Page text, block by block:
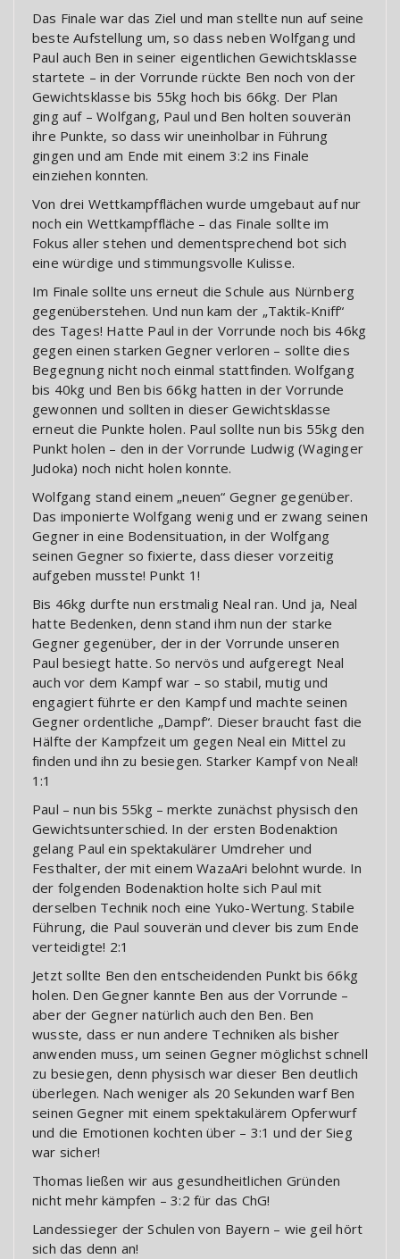
Das Finale war das Ziel und man stellte nun auf seine
beste Aufstellung um, so dass neben Wolfgang und
Paul auch Ben in seiner eigentlichen Gewichtsklasse
startete – in der Vorrunde rückte Ben noch von der
Gewichtsklasse bis 55kg hoch bis 66kg. Der Plan
ging auf – Wolfgang, Paul und Ben holten souverän
ihre Punkte, so dass wir uneinholbar in Führung
gingen und am Ende mit einem 3:2 ins Finale
einziehen konnten.
Von drei Wettkampfflächen wurde umgebaut auf nur
noch ein Wettkampffläche – das Finale sollte im
Fokus aller stehen und dementsprechend bot sich
eine würdige und stimmungsvolle Kulisse.
Im Finale sollte uns erneut die Schule aus Nürnberg
gegenüberstehen. Und nun kam der „Taktik-Kniff“
des Tages! Hatte Paul in der Vorrunde noch bis 46kg
gegen einen starken Gegner verloren – sollte dies
Begegnung nicht noch einmal stattfinden. Wolfgang
bis 40kg und Ben bis 66kg hatten in der Vorrunde
gewonnen und sollten in dieser Gewichtsklasse
erneut die Punkte holen. Paul sollte nun bis 55kg den
Punkt holen – den in der Vorrunde Ludwig (Waginger
Judoka) noch nicht holen konnte.
Wolfgang stand einem „neuen“ Gegner gegenüber.
Das imponierte Wolfgang wenig und er zwang seinen
Gegner in eine Bodensituation, in der Wolfgang
seinen Gegner so fixierte, dass dieser vorzeitig
aufgeben musste! Punkt 1!
Bis 46kg durfte nun erstmalig Neal ran. Und ja, Neal
hatte Bedenken, denn stand ihm nun der starke
Gegner gegenüber, der in der Vorrunde unseren
Paul besiegt hatte. So nervös und aufgeregt Neal
auch vor dem Kampf war – so stabil, mutig und
engagiert führte er den Kampf und machte seinen
Gegner ordentliche „Dampf“. Dieser braucht fast die
Hälfte der Kampfzeit um gegen Neal ein Mittel zu
finden und ihn zu besiegen. Starker Kampf von Neal!
1:1
Paul – nun bis 55kg – merkte zunächst physisch den
Gewichtsunterschied. In der ersten Bodenaktion
gelang Paul ein spektakulärer Umdreher und
Festhalter, der mit einem WazaAri belohnt wurde. In
der folgenden Bodenaktion holte sich Paul mit
derselben Technik noch eine Yuko-Wertung. Stabile
Führung, die Paul souverän und clever bis zum Ende
verteidigte! 2:1
Jetzt sollte Ben den entscheidenden Punkt bis 66kg
holen. Den Gegner kannte Ben aus der Vorrunde –
aber der Gegner natürlich auch den Ben. Ben
wusste, dass er nun andere Techniken als bisher
anwenden muss, um seinen Gegner möglichst schnell
zu besiegen, denn physisch war dieser Ben deutlich
überlegen. Nach weniger als 20 Sekunden warf Ben
seinen Gegner mit einem spektakulärem Opferwurf
und die Emotionen kochten über – 3:1 und der Sieg
war sicher!
Thomas ließen wir aus gesundheitlichen Gründen
nicht mehr kämpfen – 3:2 für das ChG!
Landessieger der Schulen von Bayern – wie geil hört
sich das denn an!